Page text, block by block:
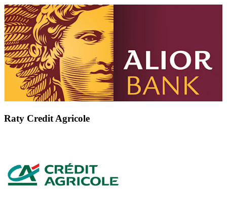
Raty Credit Agricole